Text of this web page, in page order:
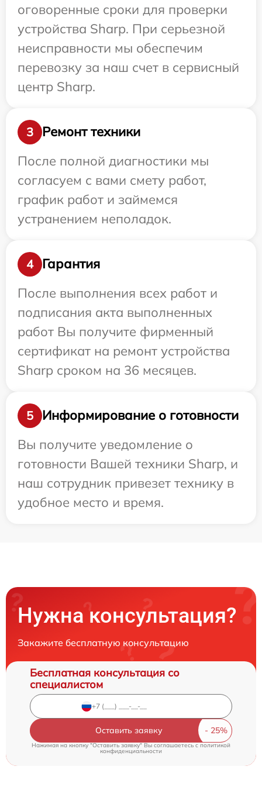
оговоренные сроки для проверки
устройства Sharp. При серьезной
неисправности мы обеспечим
перевозку за наш счет в сервисный
центр Sharp.
3
Ремонт техники
После полной диагностики мы
согласуем с вами смету работ,
график работ и займемся
устранением неполадок.
4
Гарантия
После выполнения всех работ и
подписания акта выполненных
работ Вы получите фирменный
сертификат на ремонт устройства
Sharp сроком на 36 месяцев.
5
Информирование о готовности
Вы получите уведомление о
готовности Вашей техники Sharp, и
наш сотрудник привезет технику в
удобное место и время.
Нужна консультация?
Закажите бесплатную консультацию
Бесплатная консультация со
специалистом
Оставить заявку
Нажимая на кнопку "Оставить заявку" Вы соглашаетесь cполитикой
конфиденциальности